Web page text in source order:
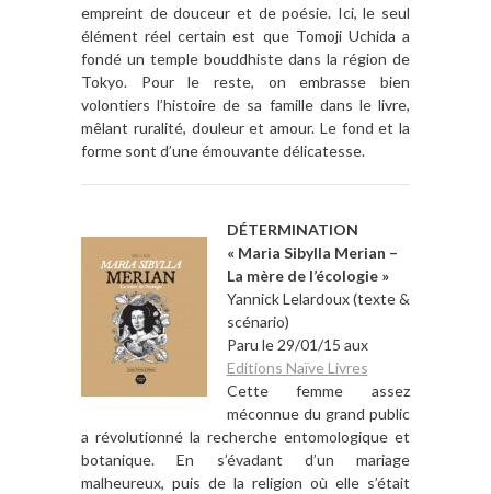
empreint de douceur et de poésie. Ici, le seul
élément réel certain est que Tomoji Uchida a
fondé un temple bouddhiste dans la région de
Tokyo. Pour le reste, on embrasse bien
volontiers l’histoire de sa famille dans le livre,
mêlant ruralité, douleur et amour. Le fond et la
forme sont d’une émouvante délicatesse.
DÉTERMINATION
« Maria Sibylla Merian –
La mère de l’écologie »
Yannick Lelardoux (texte &
scénario)
Paru le 29/01/15 aux
Editions Naïve Livres
Cette femme assez
méconnue du grand public
a révolutionné la recherche entomologique et
botanique. En s’évadant d’un mariage
malheureux, puis de la religion où elle s’était